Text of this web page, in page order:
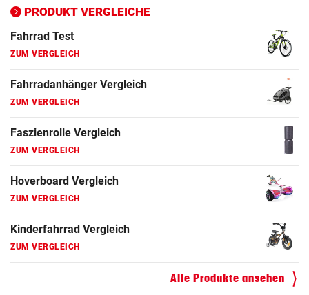
PRODUKT VERGLEICHE
ZUM VERGLEICH
Fahrrad Test
ZUM VERGLEICH
Fahrradanhänger Vergleich
ZUM VERGLEICH
Faszienrolle Vergleich
ZUM VERGLEICH
Hoverboard Vergleich
ZUM VERGLEICH
Kinderfahrrad Vergleich
ZUM VERGLEICH
Alle Produkte ansehen